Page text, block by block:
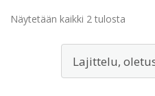
Näytetään kaikki 2 tulosta